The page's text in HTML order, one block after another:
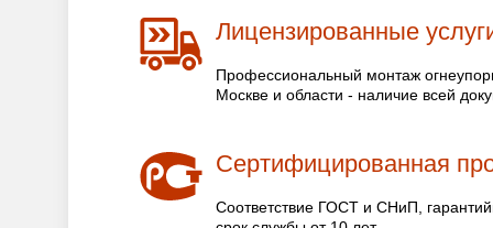
Лицензированные
Профессиональный монтаж
Москве и области - наличие всей
Сертифицированная
Соответствие ГОСТ и СНиП,